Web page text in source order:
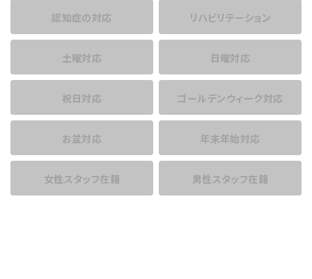
認知症の対応 リハビリテーション
土曜対応 日曜対応
祝日対応 ゴールデンウィーク対応
お盆対応 年末年始対応
女性スタッフ在籍 男性スタッフ在籍